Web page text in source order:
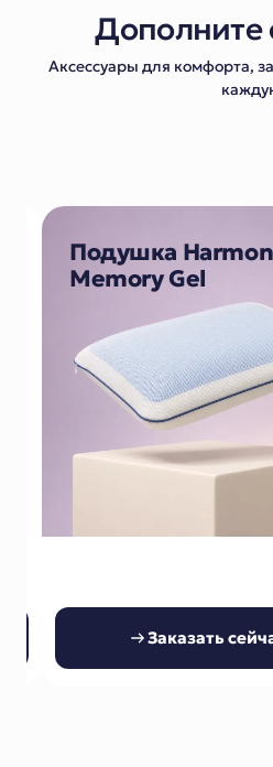
Дополните
Аксессуары для комфорта,
Подушка
Memory Gel
Заказать